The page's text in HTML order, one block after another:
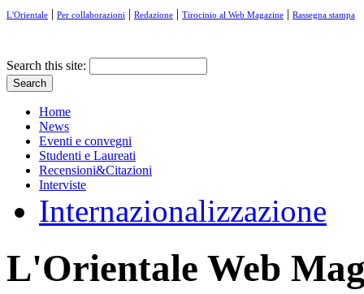
L'Orientale | Per collaborazioni | Redazione | Tirocinio al Web Magazine | Rassegna stampa
Search this site:
Home
News
Eventi e convegni
Studenti e Laureati
Recensioni&Citazioni
Interviste
Internazionalizzazione
L'Orientale Web